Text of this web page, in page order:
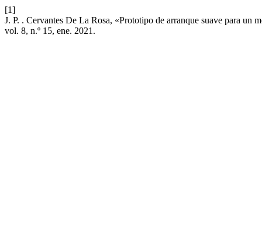
[1]
J. P. . Cervantes De La Rosa, «Prototipo de arranque suave para un
vol. 8, n.º 15, ene. 2021.